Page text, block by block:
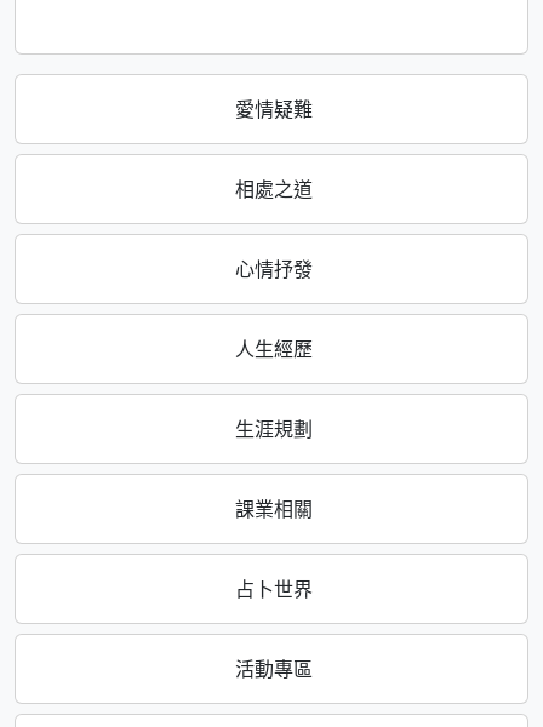
愛情疑難
相處之道
心情抒發
人生經歷
生涯規劃
課業相關
占卜世界
活動專區